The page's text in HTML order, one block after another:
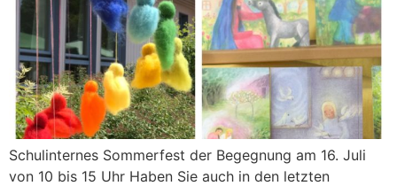
Schulinternes Sommerfest der Begegnung am 16. Juli
von 10 bis 15 Uhr Haben Sie auch in den letzten